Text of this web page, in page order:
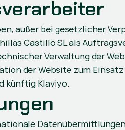
außer bei gesetzlicher
Castillo SL als
Verwaltung der
der Website zum
künftig Klaviyo.